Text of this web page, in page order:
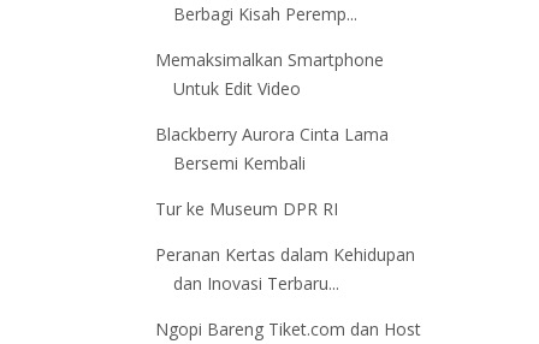
Berbagi Kisah Peremp...
Memaksimalkan Smartphone
Untuk Edit Video
Blackberry Aurora Cinta Lama
Bersemi Kembali
Tur ke Museum DPR RI
Peranan Kertas dalam Kehidupan
dan Inovasi Terbaru...
Ngopi Bareng Tiket.com dan Host